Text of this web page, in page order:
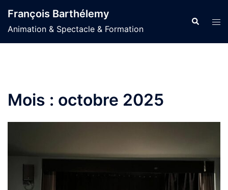
au
contenu
François Barthélemy
Animation & Spectacle & Formation
Mois : octobre 2025